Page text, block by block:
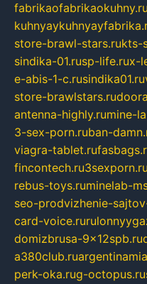
fabrikaofabrikaokuhny.ru
store-brawl-stars.rukts-
sindika-01.rusp-life.rux-
e-abis-1-c.rusindika01.ru
store-brawlstars.ru
antenna-highly.rumine-
3-sex-porn.ruban-
viagra-tablet.ru
fincontech.ru3sexporn.ru
rebus-toys.ruminelab-
seo-prodvizhenie-
card-voice.ru
domizbrusa-9x12spb.ru
a380club.ru
perk-oka.rug-octopus.ru